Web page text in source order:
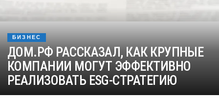
БИЗНЕС
ДОМ.РФ РАССКАЗАЛ, КАК КРУПНЫЕ
КОМПАНИИ МОГУТ ЭФФЕКТИВНО
РЕАЛИЗОВАТЬ ESG-СТРАТЕГИЮ